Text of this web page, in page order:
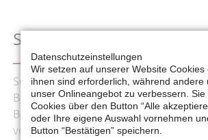
SCHÜTZEN
Schützen mit Produkten und
Bautechnik bewahrt dauerhaft
Bauwerken, Konstruktionen und
vor Klimaeinwirkungen, Korrosion,
Datenschutzeinstellungen
Wir setzen auf unserer Website Cookies
ihnen sind erforderlich, während andere
unser Onlineangebot zu verbessern.
Cookies über den Button “Alle
oder Ihre eigene Auswahl vornehmen
Button “Bestätigen” speichern.